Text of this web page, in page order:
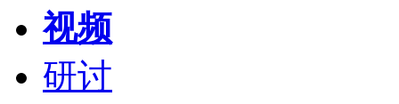
视频
研讨